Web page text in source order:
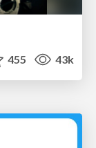
455 43k